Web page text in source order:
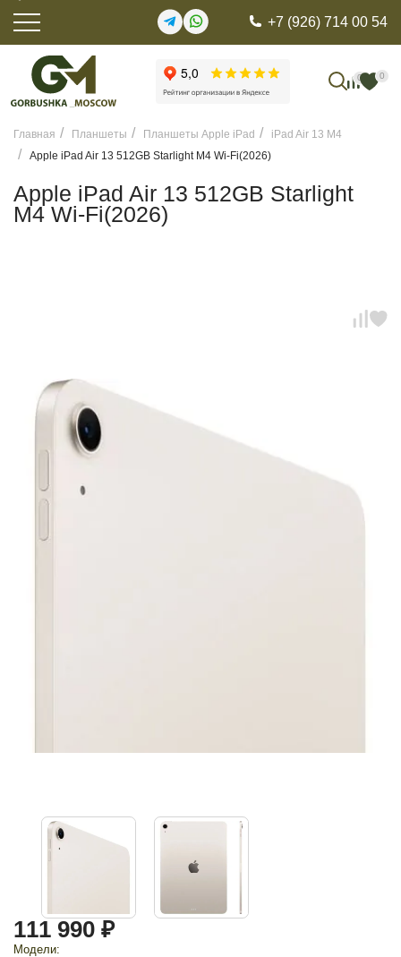
+7 (926) 714 00 54
0 0
Главная Планшеты Планшеты Apple iPad
iPad Air 13 M4
Apple iPad Air 13 512GB Starlight M4 Wi-Fi(2026)
Apple iPad Air 13 512GB Starlight
M4 Wi-Fi(2026)
111 990 ₽
Модели: